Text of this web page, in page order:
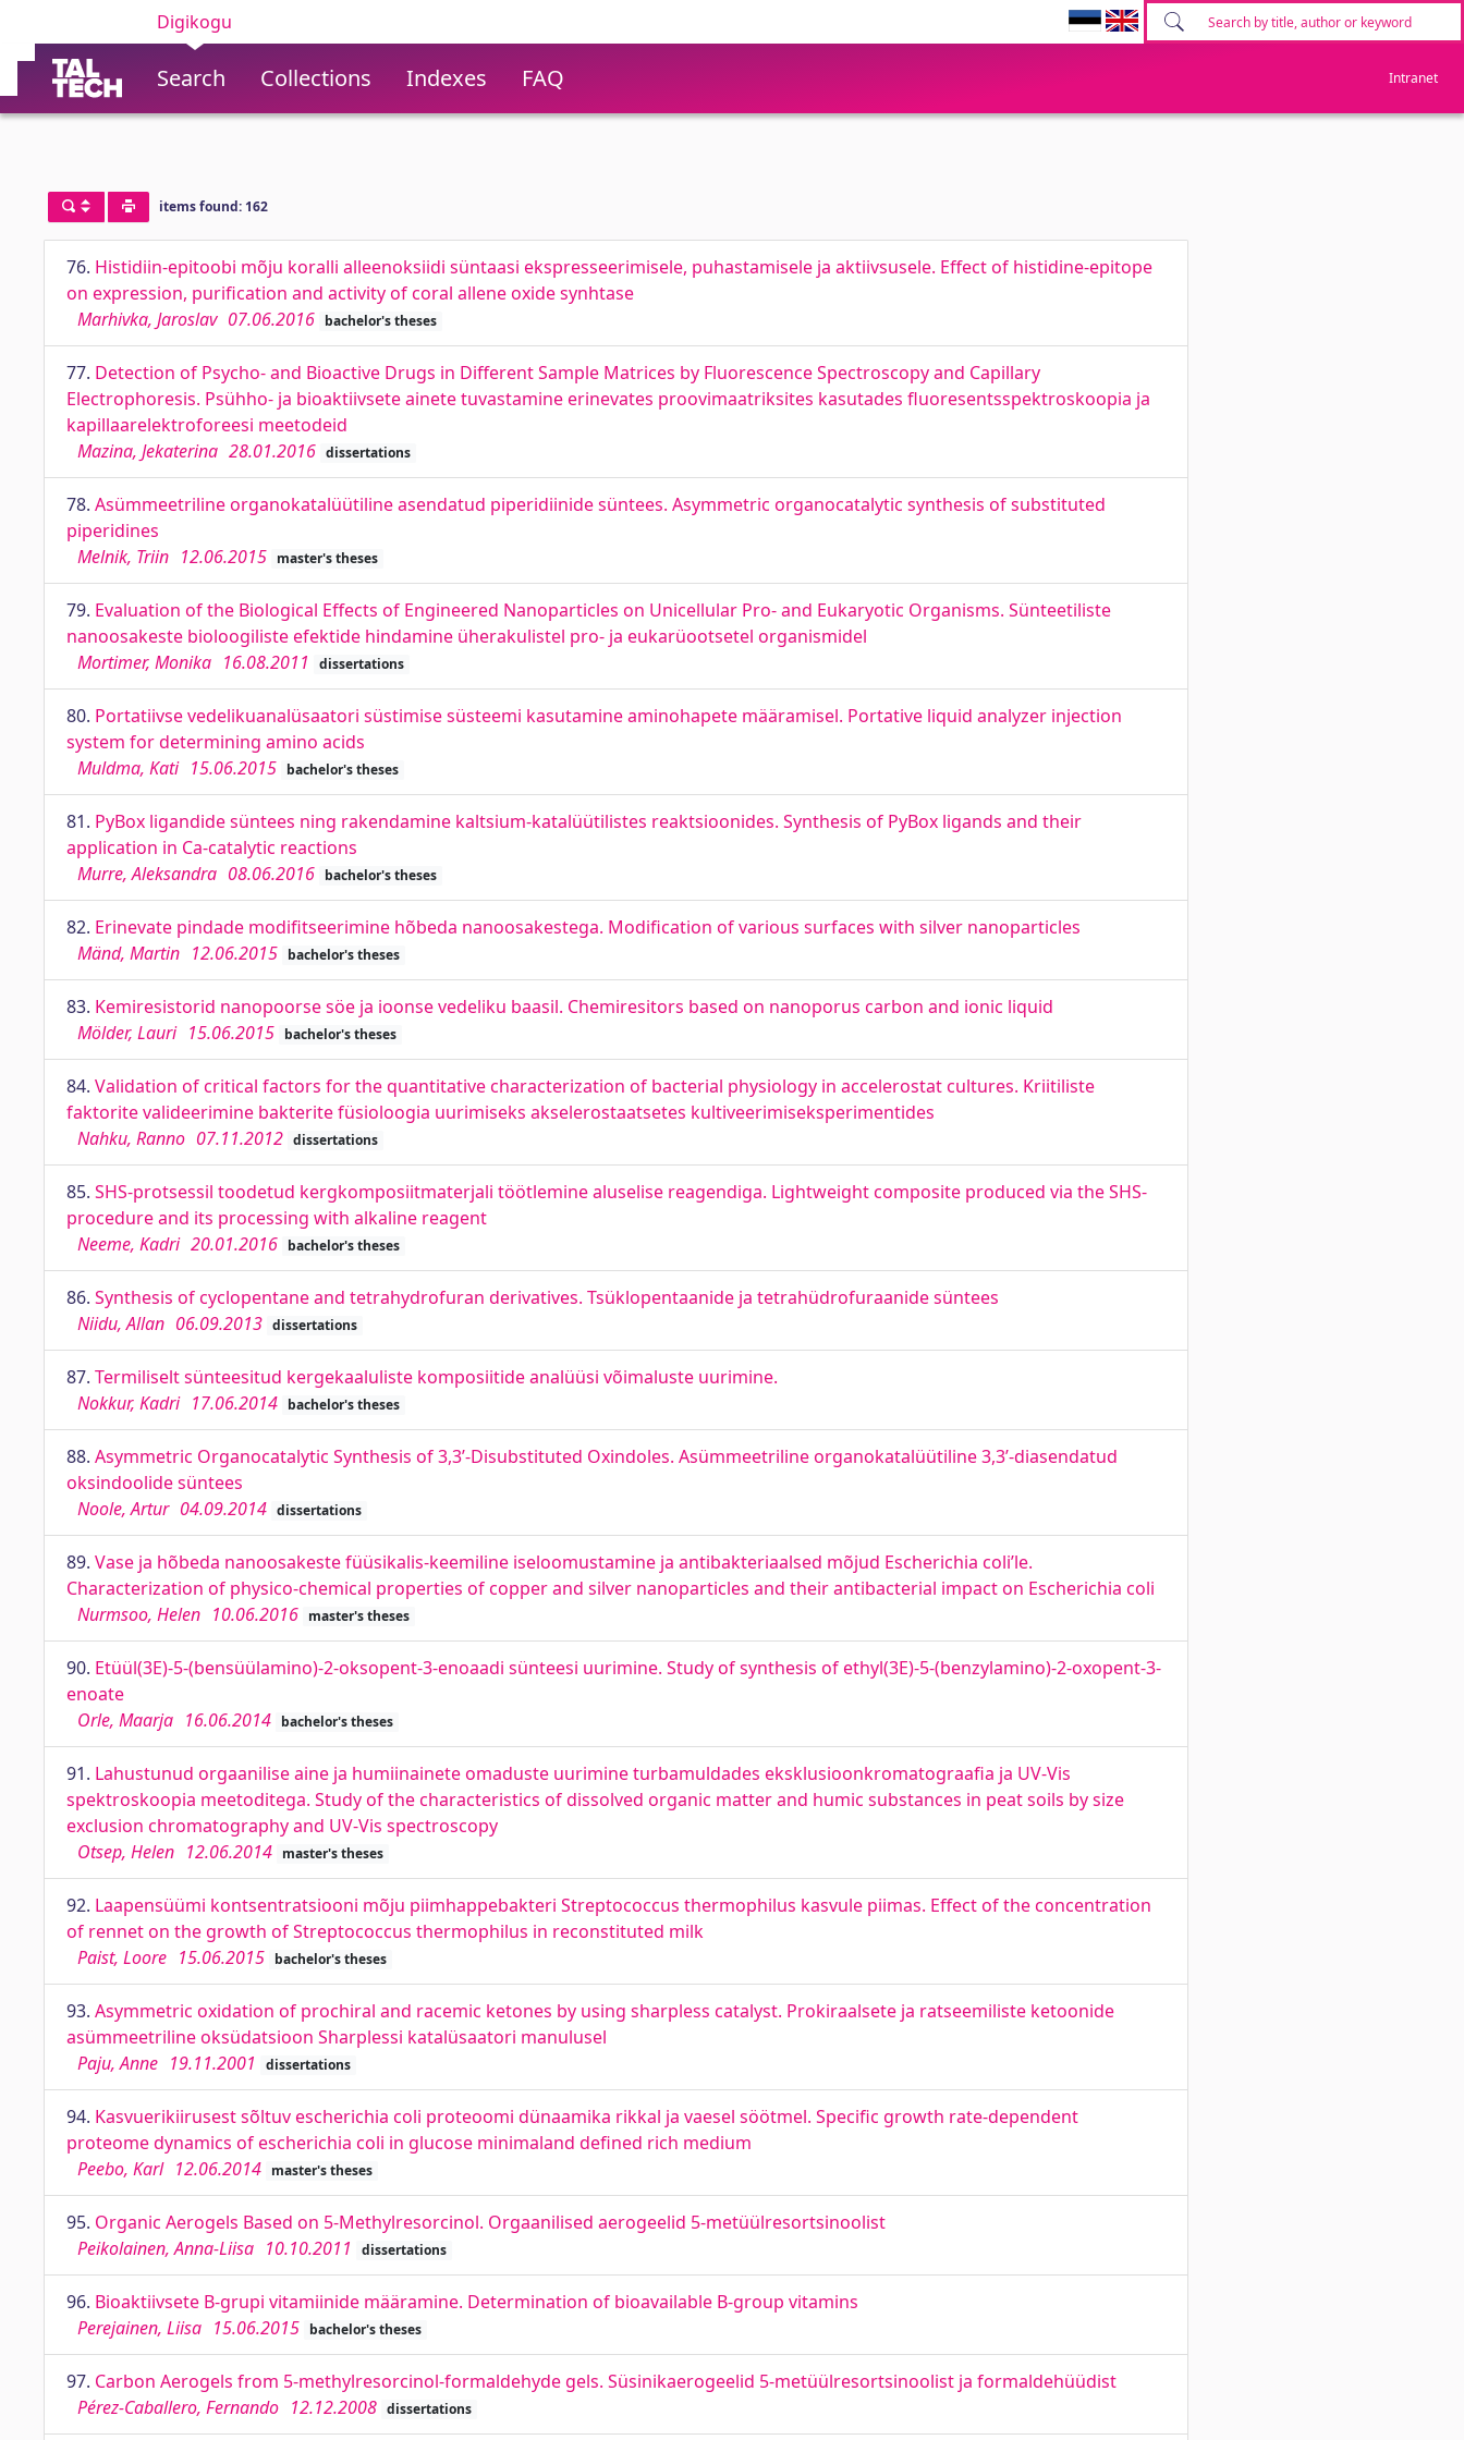
Digikogu
Search Collections Indexes FAQ Intranet
items found: 162
76. Histidiin-epitoobi mõju koralli alleenoksiidi süntaasi ekspresseerimisele, puhastamisele ja aktiivsusele. Effect of histidine-epitope
on expression, purification and activity of coral allene oxide synhtase
Marhivka, Jaroslav 07.06.2016 bachelor's theses
77. Detection of Psycho- and Bioactive Drugs in Different Sample Matrices by Fluorescence Spectroscopy and Capillary
Electrophoresis. Psühho- ja bioaktiivsete ainete tuvastamine erinevates proovimaatriksites kasutades fluoresentsspektroskoopia ja
kapillaarelektroforeesi meetodeid
Mazina, Jekaterina 28.01.2016 dissertations
78. Asümmeetriline organokatalüütiline asendatud piperidiinide süntees. Asymmetric organocatalytic synthesis of substituted
piperidines
Melnik, Triin 12.06.2015 master's theses
79. Evaluation of the Biological Effects of Engineered Nanoparticles on Unicellular Pro- and Eukaryotic Organisms. Sünteetiliste
nanoosakeste bioloogiliste efektide hindamine üherakulistel pro- ja eukarüootsetel organismidel
Mortimer, Monika 16.08.2011 dissertations
80. Portatiivse vedelikuanalüsaatori süstimise süsteemi kasutamine aminohapete määramisel. Portative liquid analyzer injection
system for determining amino acids
Muldma, Kati 15.06.2015 bachelor's theses
81. PyBox ligandide süntees ning rakendamine kaltsium-katalüütilistes reaktsioonides. Synthesis of PyBox ligands and their
application in Ca-catalytic reactions
Murre, Aleksandra 08.06.2016 bachelor's theses
82. Erinevate pindade modifitseerimine hõbeda nanoosakestega. Modification of various surfaces with silver nanoparticles
Mänd, Martin 12.06.2015 bachelor's theses
83. Kemiresistorid nanopoorse söe ja ioonse vedeliku baasil. Chemiresitors based on nanoporus carbon and ionic liquid
Mölder, Lauri 15.06.2015 bachelor's theses
84. Validation of critical factors for the quantitative characterization of bacterial physiology in accelerostat cultures. Kriitiliste
faktorite valideerimine bakterite füsioloogia uurimiseks akselerostaatsetes kultiveerimiseksperimentides
Nahku, Ranno 07.11.2012 dissertations
85. SHS-protsessil toodetud kergkomposiitmaterjali töötlemine aluselise reagendiga. Lightweight composite produced via the SHS-
procedure and its processing with alkaline reagent
Neeme, Kadri 20.01.2016 bachelor's theses
86. Synthesis of cyclopentane and tetrahydrofuran derivatives. Tsüklopentaanide ja tetrahüdrofuraanide süntees
Niidu, Allan 06.09.2013 dissertations
87. Termiliselt sünteesitud kergekaaluliste komposiitide analüüsi võimaluste uurimine.
Nokkur, Kadri 17.06.2014 bachelor's theses
88. Asymmetric Organocatalytic Synthesis of 3,3’-Disubstituted Oxindoles. Asümmeetriline organokatalüütiline 3,3’-diasendatud
oksindoolide süntees
Noole, Artur 04.09.2014 dissertations
89. Vase ja hõbeda nanoosakeste füüsikalis-keemiline iseloomustamine ja antibakteriaalsed mõjud Escherichia coli’le.
Characterization of physico-chemical properties of copper and silver nanoparticles and their antibacterial impact on Escherichia coli
Nurmsoo, Helen 10.06.2016 master's theses
90. Etüül(3E)-5-(bensüülamino)-2-oksopent-3-enoaadi sünteesi uurimine. Study of synthesis of ethyl(3E)-5-(benzylamino)-2-oxopent-3-
enoate
Orle, Maarja 16.06.2014 bachelor's theses
91. Lahustunud orgaanilise aine ja humiinainete omaduste uurimine turbamuldades eksklusioonkromatograafia ja UV-Vis
spektroskoopia meetoditega. Study of the characteristics of dissolved organic matter and humic substances in peat soils by size
exclusion chromatography and UV-Vis spectroscopy
Otsep, Helen 12.06.2014 master's theses
92. Laapensüümi kontsentratsiooni mõju piimhappebakteri Streptococcus thermophilus kasvule piimas. Effect of the concentration
of rennet on the growth of Streptococcus thermophilus in reconstituted milk
Paist, Loore 15.06.2015 bachelor's theses
93. Asymmetric oxidation of prochiral and racemic ketones by using sharpless catalyst. Prokiraalsete ja ratseemiliste ketoonide
asümmeetriline oksüdatsioon Sharplessi katalüsaatori manulusel
Paju, Anne 19.11.2001 dissertations
94. Kasvuerikiirusest sõltuv escherichia coli proteoomi dünaamika rikkal ja vaesel söötmel. Specific growth rate-dependent
proteome dynamics of escherichia coli in glucose minimaland defined rich medium
Peebo, Karl 12.06.2014 master's theses
95. Organic Aerogels Based on 5-Methylresorcinol. Orgaanilised aerogeelid 5-metüülresortsinoolist
Peikolainen, Anna-Liisa 10.10.2011 dissertations
96. Bioaktiivsete B-grupi vitamiinide määramine. Determination of bioavailable B-group vitamins
Perejainen, Liisa 15.06.2015 bachelor's theses
97. Carbon Aerogels from 5-methylresorcinol-formaldehyde gels. Süsinikaerogeelid 5-metüülresortsinoolist ja formaldehüüdist
Pérez-Caballero, Fernando 12.12.2008 dissertations